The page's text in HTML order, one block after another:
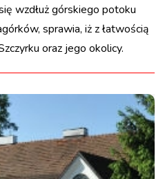
wzdłuż górskiego potoku
sprawia, iż z łatwością
oraz jego okolicy.